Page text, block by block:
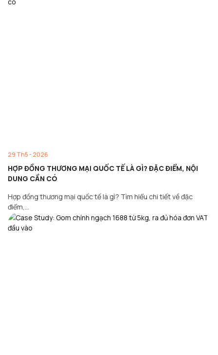
29 Th5 - 2026
HỢP ĐỒNG THƯƠNG MẠI QUỐC TẾ LÀ GÌ? ĐẶC ĐIỂM, NỘI
DUNG CẦN CÓ
Hợp đồng thương mại quốc tế là gì? Tìm hiểu chi tiết về đặc
điểm,…